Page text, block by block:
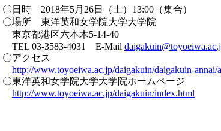
〇日時 2018年5月26日（土）13:00（集合）
〇場所 東洋英和女学院大学大学院
東京都港区六本木5-14-40
TEL 03-3583-4031 E-Mail
〇アクセス
http://www.toyoeiwa.ac.jp/daigakuin/daigakuin-annai/
〇東洋英和女学院大学大学院ホームページ
http://www.toyoeiwa.ac.jp/daigakuin/index.html